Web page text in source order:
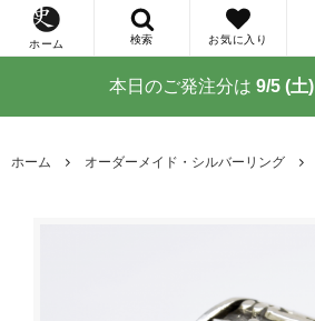
ホーム 検索 お気に入り
本日のご発注分は 9/5 (土)
ホーム オーダーメイド・シルバーリング